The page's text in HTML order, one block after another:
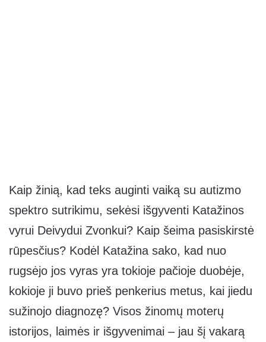
Kaip žinią, kad teks auginti vaiką su autizmo
spektro sutrikimu, sekėsi išgyventi Katažinos
vyrui Deivydui Zvonkui? Kaip šeima pasiskirstė
rūpesčius? Kodėl Katažina sako, kad nuo
rugsėjo jos vyras yra tokioje pačioje duobėje,
kokioje ji buvo prieš penkerius metus, kai jiedu
sužinojo diagnozę? Visos žinomų moterų
istorijos, laimės ir išgyvenimai – jau šį vakarą